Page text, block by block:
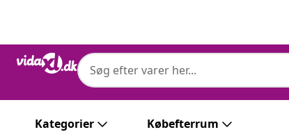
Kategorier Købefterrum